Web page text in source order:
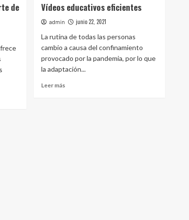
de
Vídeos educativos eficientes
admin junio 22, 2021
La rutina de todas las personas
cambio a causa del confinamiento
provocado por la pandemia, por lo que
la adaptación...
Leer más